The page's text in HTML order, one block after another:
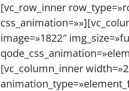
[vc_row_inner
image=»1822″
[vc_column_inner